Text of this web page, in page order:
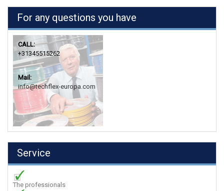
For any questions you have
CALL:
+31345515262
Mail:
info@techflex-europa.com
Service
The professionals